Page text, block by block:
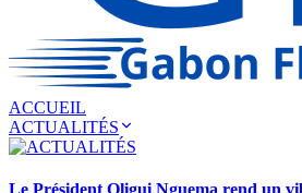
ACCUEIL
ACTUALITÉS